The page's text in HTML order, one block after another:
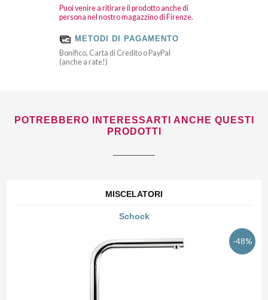
Puoi venire a ritirare il prodotto anche di
persona nel nostro magazzino di Firenze.
METODI DI PAGAMENTO
Bonifico, Carta di Credito o PayPal
(anche a rate!)
POTREBBERO INTERESSARTI ANCHE QUESTI
PRODOTTI
MISCELATORI
Schock
-48%